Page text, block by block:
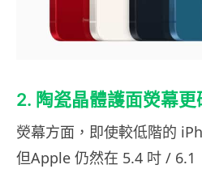
2. 陶瓷晶體護面熒幕更
熒幕方面，即使較低階的
但Apple 仍然在 5.4 吋 / 6.1